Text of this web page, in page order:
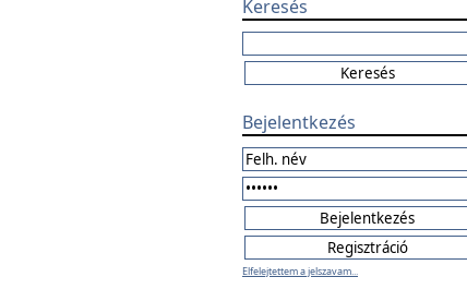
Keresés
Bejelentkezés
Elfelejtettem a jelszavam...